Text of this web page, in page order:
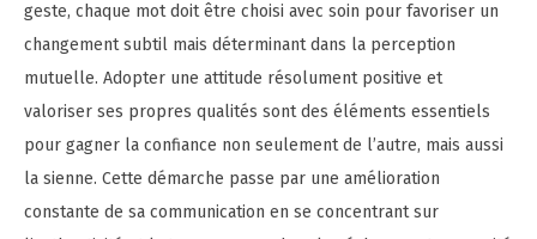
geste, chaque mot doit être choisi avec soin pour favoriser un
changement subtil mais déterminant dans la perception
mutuelle. Adopter une attitude résolument positive et
valoriser ses propres qualités sont des éléments essentiels
pour gagner la confiance non seulement de l’autre, mais aussi
la sienne. Cette démarche passe par une amélioration
constante de sa communication en se concentrant sur